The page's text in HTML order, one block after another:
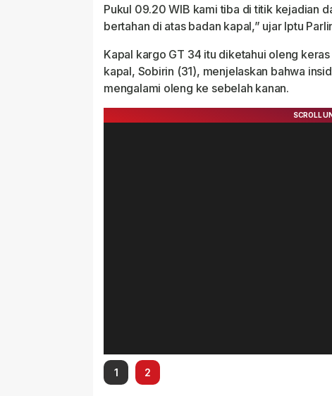
Pukul 09.20 WIB kami tiba di titik kejadian
bertahan di atas badan kapal,” ujar Iptu
Kapal kargo GT 34 itu diketahui oleng
kapal, Sobirin (31), menjelaskan bahwa
mengalami oleng ke sebelah kanan.
1 2